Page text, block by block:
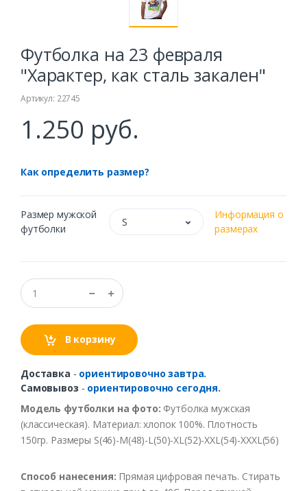
Футболка на 23 февраля
"Характер, как сталь закален"
Артикул: 22745
1.250 руб.
Как определить размер?
Размер мужской
футболки
S
Информация о
размерах
В корзину
Доставка - ориентировочно завтра.
Самовывоз - ориентировочно сегодня.
Модель футболки на фото: Футболка мужская
(классическая). Материал: хлопок 100%. Плотность
150гр. Размеры S(46)-M(48)-L(50)-XL(52)-XXL(54)-XXXL(56)
Способ нанесения: Прямая цифровая печать. Стирать